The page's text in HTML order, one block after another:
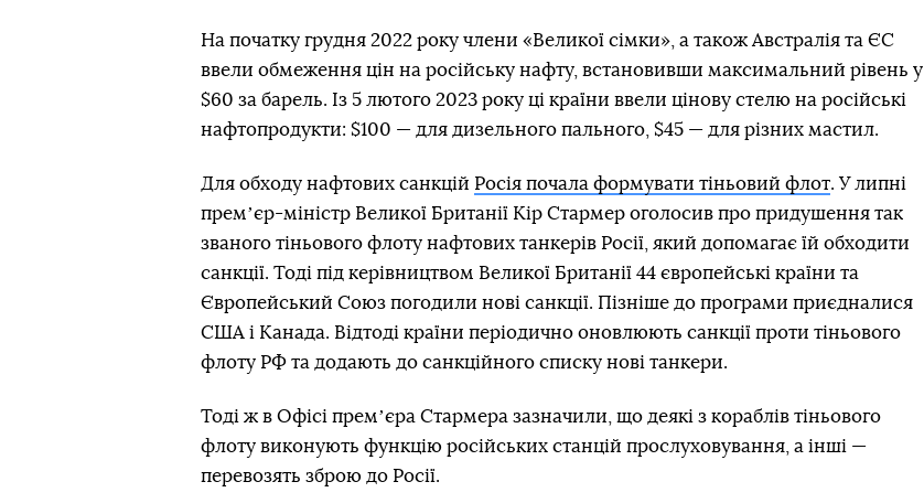
На початку грудня 2022 року члени «Великої сімки», а також Австралія та ЄС
ввели обмеження цін на російську нафту, встановивши максимальний рівень у
$60 за барель. Із 5 лютого 2023 року ці країни ввели цінову стелю на російські
нафтопродукти: $100 — для дизельного пального, $45 — для різних мастил.
Для обходу нафтових санкцій Росія почала формувати тіньовий флот. У липні
премʼєр-міністр Великої Британії Кір Стармер оголосив про придушення так
званого тіньового флоту нафтових танкерів Росії, який допомагає їй обходити
санкції. Тоді під керівництвом Великої Британії 44 європейські країни та
Європейський Союз погодили нові санкції. Пізніше до програми приєдналися
США і Канада. Відтоді країни періодично оновлюють санкції проти тіньового
флоту РФ та додають до санкційного списку нові танкери.
Тоді ж в Офісі премʼєра Стармера зазначили, що деякі з кораблів тіньового
флоту виконують функцію російських станцій прослуховування, а інші —
перевозять зброю до Росії.